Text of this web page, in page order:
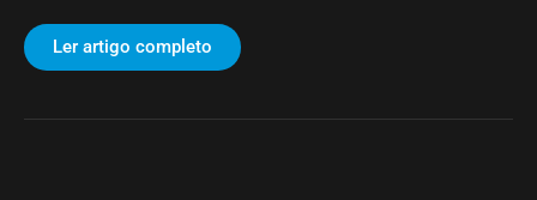
Ler artigo completo